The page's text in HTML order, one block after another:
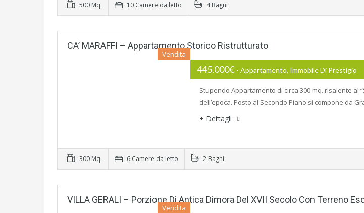
500 Mq. 10 Camere da letto 4 Bagni
CA’ MARAFFI – Appartamento Storico Ristrutturato
Vendita
445.000€ - Appartamento, Immobile Di Prestigio
Stupendo Appartamento di circa 300 mq. risalente
dell’epoca. Posto al Secondo Piano si compone da
+ Dettagli
300 Mq. 6 Camere da letto 2 Bagni
VILLA GERALI – Porzione Di Antica Dimora Del XVII Secolo Con Terreno
Vendita